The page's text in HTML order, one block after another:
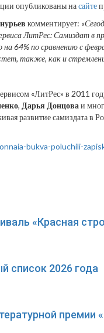
опубликованы насайте
комментирует:
ЛитРес: Самиздат
64% по сравнению с
также, как и
«ЛитРес» в 2011
, Дарья Донцоваи
развитие самиздата
bukva-poluchili-
«Красная
список 2026 года
премии